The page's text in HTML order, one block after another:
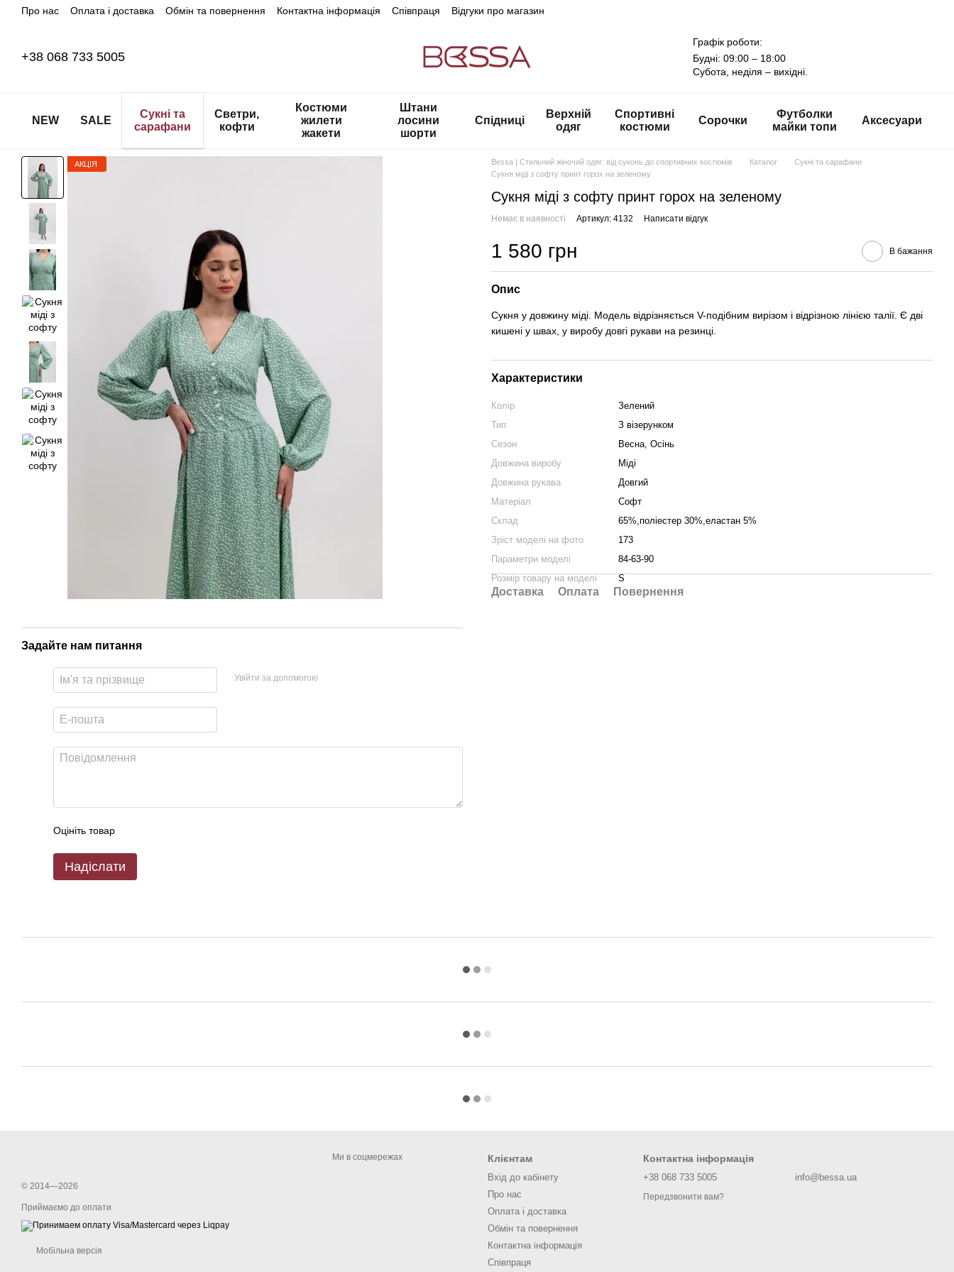
Перейти до основного контенту
Про нас Оплата і доставка Обмін та повернення Контактна інформація Співпраця Відгуки про магазин
+38 068 733 5005
Графік роботи:
Будні: 09:00 – 18:00
Субота, неділя – вихідні.
NEW SALE
Сукні та
сарафани
Светри,
кофти
Костюми
жилети
жакети
Штани
лосини
шорти
Спідниці
Верхній
одяг
Спортивні
костюми
Сорочки
Футболки
майки топи
Аксесуари
АКЦІЯ
Задайте нам питання
Увійти за допомогою
Оцініть товар
Надіслати
Bessa | Стильний жіночий одяг: від суконь до спортивних костюмів Каталог
Сукні та сарафани
Сукня міді з софту принт горох на зеленому
Сукня міді з софту принт горох на зеленому
Немає в наявності Артикул: 4132 Написати відгук
1 580 грн В бажання
Опис
Сукня у довжину міді. Модель відрізняється V-подібним вирізом і відрізною лінією талії. Є дві
кишені у швах, у виробу довгі рукави на резинці.
Характеристики
Колір
Зелений
Тип
З візерунком
Сезон
Весна, Осінь
Довжина виробу
Міді
Довжина рукава
Довгий
Матеріал
Софт
Склад
65%,поліестер 30%,еластан 5%
Зріст моделі на фото
173
Параметри моделі
84-63-90
Розмір товару на моделі
S
Доставка Оплата Повернення
© 2014—2026
Приймаємо до оплати
Мобільна версія
Ми в соцмережах Клієнтам
Вхід до кабінету
Про нас
Оплата і доставка
Обмін та повернення
Контактна інформація
Співпраця
Контактна інформація
+38 068 733 5005
Передзвонити вам?
info@bessa.ua